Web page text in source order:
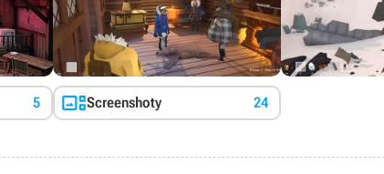
5 Screenshoty 24